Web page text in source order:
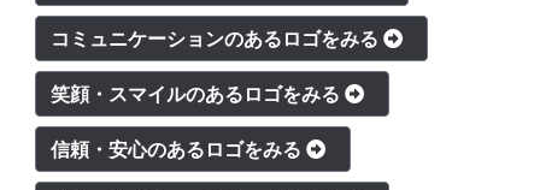
コミュニケーションのあるロゴをみる
笑顔・スマイルのあるロゴをみる
信頼・安心のあるロゴをみる